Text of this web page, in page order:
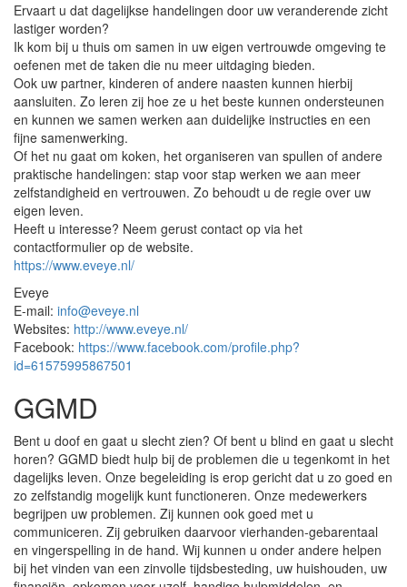
Ervaart u dat dagelijkse handelingen door uw veranderende zicht
lastiger worden?
Ik kom bij u thuis om samen in uw eigen vertrouwde omgeving te
oefenen met de taken die nu meer uitdaging bieden.
Ook uw partner, kinderen of andere naasten kunnen hierbij
aansluiten. Zo leren zij hoe ze u het beste kunnen ondersteunen
en kunnen we samen werken aan duidelijke instructies en een
fijne samenwerking.
Of het nu gaat om koken, het organiseren van spullen of andere
praktische handelingen: stap voor stap werken we aan meer
zelfstandigheid en vertrouwen. Zo behoudt u de regie over uw
eigen leven.
Heeft u interesse? Neem gerust contact op via het
contactformulier op de website.
https://www.eveye.nl/
Eveye
E-mail: info@eveye.nl
Websites: http://www.eveye.nl/
Facebook: https://www.facebook.com/profile.php?
id=61575995867501
GGMD
Bent u doof en gaat u slecht zien? Of bent u blind en gaat u slecht
horen? GGMD biedt hulp bij de problemen die u tegenkomt in het
dagelijks leven. Onze begeleiding is erop gericht dat u zo goed en
zo zelfstandig mogelijk kunt functioneren. Onze medewerkers
begrijpen uw problemen. Zij kunnen ook goed met u
communiceren. Zij gebruiken daarvoor vierhanden-gebarentaal
en vingerspelling in de hand. Wij kunnen u onder andere helpen
bij het vinden van een zinvolle tijdsbesteding, uw huishouden, uw